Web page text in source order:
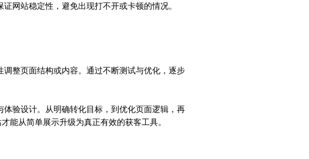
网站稳定性，避免出现打不开或卡顿的情况。
整页面结构或内容。通过不断测试与优化，逐步
验设计。从明确转化目标，到优化页面逻辑，再
能从简单展示升级为真正有效的获客工具。